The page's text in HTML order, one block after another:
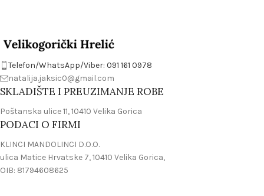
Telefon/WhatsApp/Viber: 091 161 0978
natalija.jaksic0@gmail.com
SKLADIŠTE I PREUZIMANJE ROBE
Poštanska ulice 11, 10410 Velika Gorica
PODACI O FIRMI
KLINCI MANDOLINCI D.O.O.
ulica Matice Hrvatske 7, 10410 Velika Gorica,
OIB: 81794608625